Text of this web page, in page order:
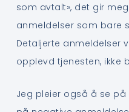
som avtalt», det gir
anmeldelser som bare
Detaljerte anmeldelser
opplevd tjenesten, ikke
Jeg pleier også å se